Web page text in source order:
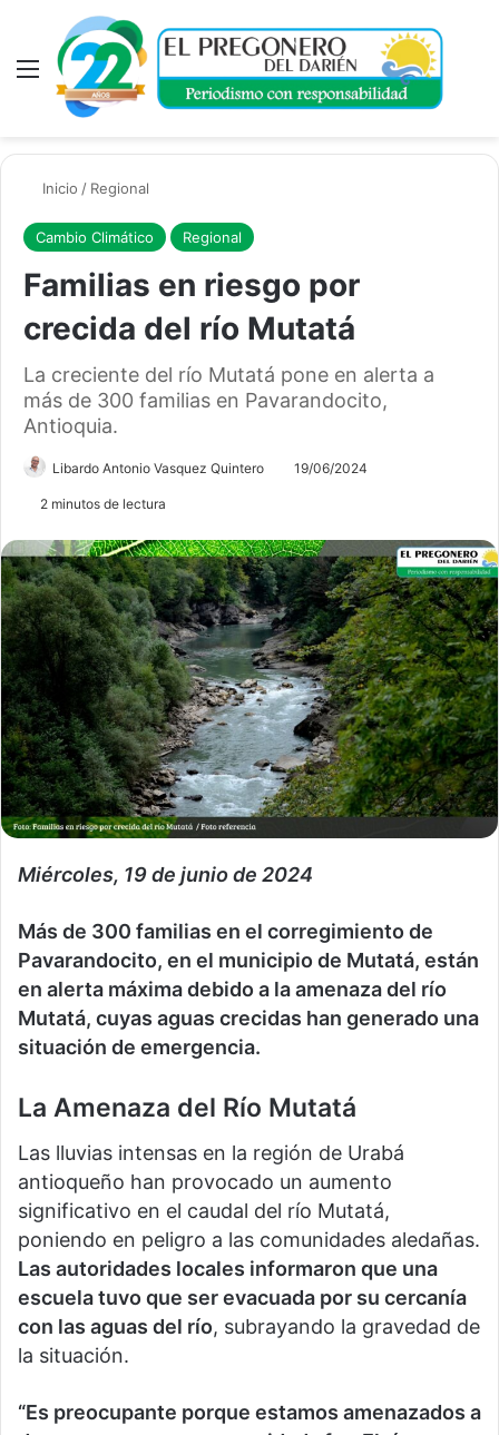
Menú
Inicio / Regional
Cambio Climático Regional
Familias en riesgo por
crecida del río Mutatá
La creciente del río Mutatá pone en alerta a
más de 300 familias en Pavarandocito,
Antioquia.
Libardo Antonio Vasquez Quintero 19/06/2024
2 minutos de lectura
Miércoles, 19 de junio de 2024
Más de 300 familias en el corregimiento de
Pavarandocito, en el municipio de Mutatá, están
en alerta máxima debido a la amenaza del río
Mutatá, cuyas aguas crecidas han generado una
situación de emergencia.
La Amenaza del Río Mutatá
Las lluvias intensas en la región de Urabá
antioqueño han provocado un aumento
significativo en el caudal del río Mutatá,
poniendo en peligro a las comunidades aledañas.
Las autoridades locales informaron que una
escuela tuvo que ser evacuada por su cercanía
con las aguas del río, subrayando la gravedad de
la situación.
“Es preocupante porque estamos amenazados a